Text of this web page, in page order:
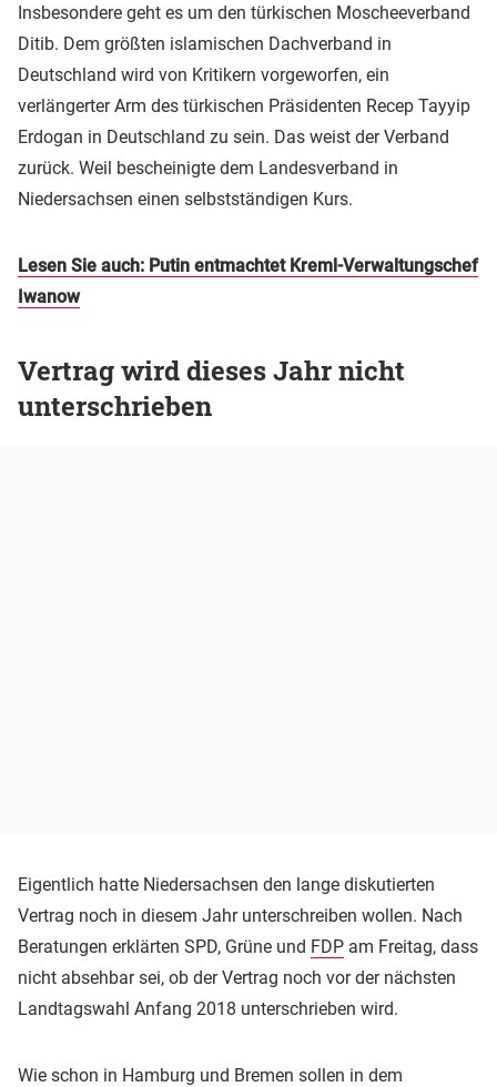
Insbesondere geht es um den türkischen Moscheeverband
Ditib. Dem größten islamischen Dachverband in
Deutschland wird von Kritikern vorgeworfen, ein
verlängerter Arm des türkischen Präsidenten Recep Tayyip
Erdogan in Deutschland zu sein. Das weist der Verband
zurück. Weil bescheinigte dem Landesverband in
Niedersachsen einen selbstständigen Kurs.
Lesen Sie auch: Putin entmachtet Kreml-Verwaltungschef
Iwanow
Vertrag wird dieses Jahr nicht
unterschrieben
Eigentlich hatte Niedersachsen den lange diskutierten
Vertrag noch in diesem Jahr unterschreiben wollen. Nach
Beratungen erklärten SPD, Grüne und FDP am Freitag, dass
nicht absehbar sei, ob der Vertrag noch vor der nächsten
Landtagswahl Anfang 2018 unterschrieben wird.
Wie schon in Hamburg und Bremen sollen in dem